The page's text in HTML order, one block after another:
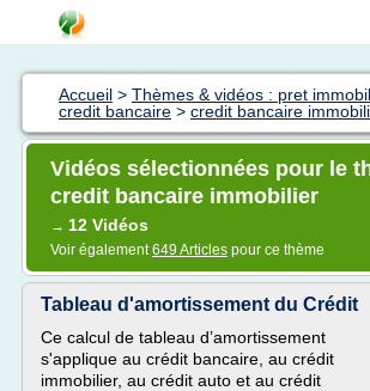
Accueil > Thèmes & vidéos : pret
credit bancaire > credit bancaire
Vidéos sélectionnées pour le
credit bancaire immobilier
→ 12 Vidéos
Voir également649 Articles pour ce thème
Tableau d'amortissement du Crédit
Ce calcul de tableau d’amortissement
s'applique au crédit bancaire, au crédit
immobilier, au crédit auto et au crédit